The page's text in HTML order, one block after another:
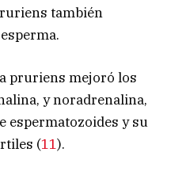
también
pruriens mejoró los
y noradrenalina,
espermatozoides y su
(11).